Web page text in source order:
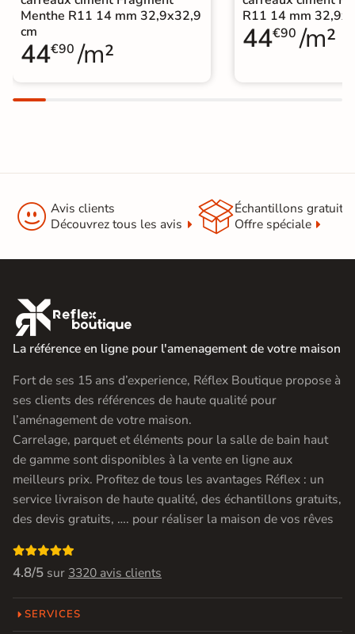
Menthe R11 14 mm 32,9x32,9
cm
44€90 /m²
R11 14 mm
44€90 /m²
 Avis clients
Découvrez tous les avis
Échantillons gratuit
Offre spéciale

La référence en ligne pour l'amenagement de votre maison
Fort de ses 15 ans d’experience, Réflex Boutique propose à
ses clients des références de haute qualité pour
l’aménagement de votre maison.
Carrelage, parquet et éléments pour la salle de bain haut
de gamme sont disponibles à la vente en ligne aux
meilleurs prix. Profitez de tous les avantages Réflex : un
service livraison de haute qualité, des échantillons gratuits,
des devis gratuits, …. pour réaliser la maison de vos rêves

4.8/5 sur 3320 avis clients
SERVICES